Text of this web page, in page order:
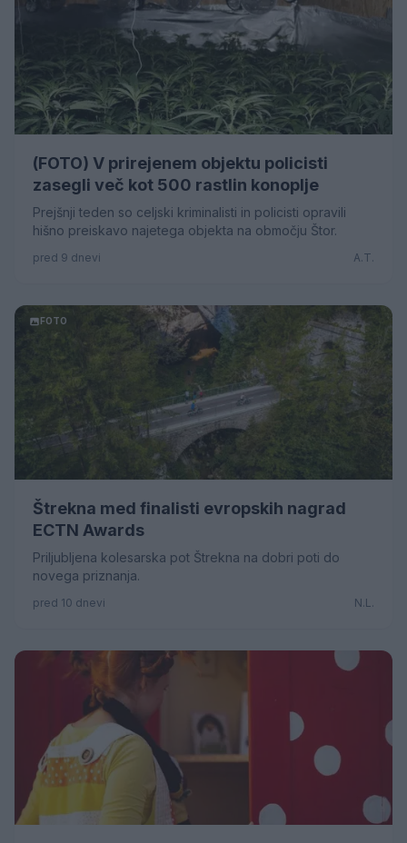
(FOTO) V prirejenem objektu policisti
zasegli več kot 500 rastlin konoplje
Prejšnji teden so celjski kriminalisti in policisti opravili
hišno preiskavo najetega objekta na območju Štor.
pred 9 dnevi A.T.
FOTO
Štrekna med finalisti evropskih nagrad
ECTN Awards
Priljubljena kolesarska pot Štrekna na dobri poti do
novega priznanja.
pred 10 dnevi N.L.